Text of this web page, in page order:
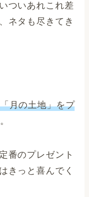
ついあれこれ差
ネタも尽きてき
「月の土地」をプ
番のプレゼント
きっと喜んでく